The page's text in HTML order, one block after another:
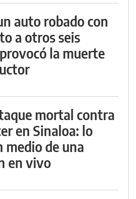
auto robado con
a otros seis
la muerte
mortal contra
en Sinaloa: lo
medio de una
en vivo